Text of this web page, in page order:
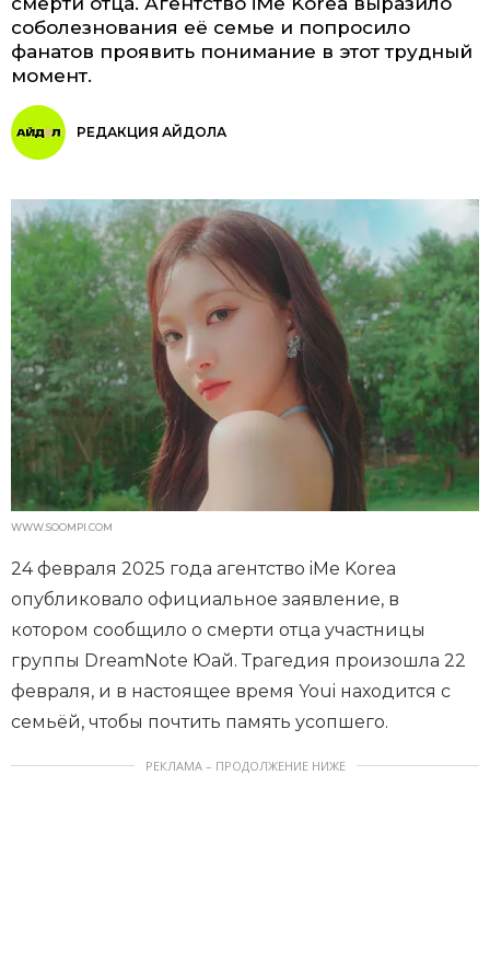
соболезнования её семье и попросило
фанатов проявить понимание в этот трудный
момент.
РЕДАКЦИЯ АЙДОЛА
WWW.SOOMPI.COM
24 февраля 2025 года агентство iMe Korea
опубликовало официальное заявление, в
котором сообщило о смерти отца участницы
группы DreamNote Юай. Трагедия произошла 22
февраля, и в настоящее время Youi находится с
семьёй, чтобы почтить память усопшего.
РЕКЛАМА – ПРОДОЛЖЕНИЕ НИЖЕ